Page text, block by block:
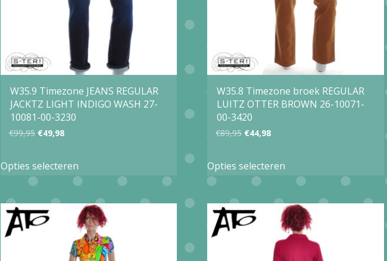
gekozen
worden
op
de
productpagina
gekozen
worden
de
productpagina
W35.9 Timezone JEANS REGULAR
JACKTZ LIGHT INDIGO WASH 27-
10081-00-3230
€99,95 Oorspronkelijke
was:
€49,98Huidige
is:
€49,98.
Opties selecteren
product
meerdere
variaties.
Deze
W35.8 Timezone broek REGULAR
LUITZ OTTER BROWN 26-10071-
00-3420
€89,95 Oorspronkelijke
was:
€89,95.
€44,98Huidige
is:
Opties selecteren
product
meerdere
variaties.
Deze